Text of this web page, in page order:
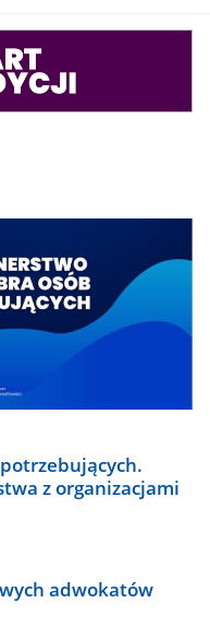
z organizacjami
adwokatów